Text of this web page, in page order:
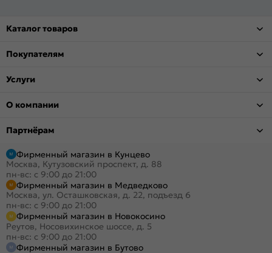
Каталог товаров
Покупателям
Услуги
О компании
Партнёрам
Фирменный магазин в Кунцево
Москва, Кутузовский проспект, д. 88
пн-вс: с 9:00 до 21:00
Фирменный магазин в Медведково
Москва, ул. Осташковская, д. 22, подъезд 6
пн-вс: с 9:00 до 21:00
Фирменный магазин в Новокосино
Реутов, Носовихинское шоссе, д. 5
пн-вс: с 9:00 до 21:00
Фирменный магазин в Бутово